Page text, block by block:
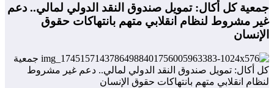
جمعية كل أكال: تمويل صندوق النقد الدولي لمالي.. دعم
غير مشروط لنظام انقلابي متهم بانتهاكات حقوق
الإنسان